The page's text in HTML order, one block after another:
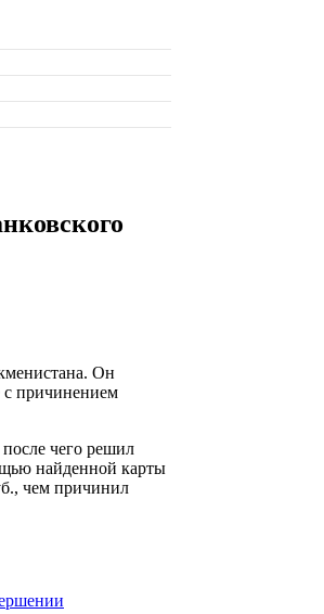
Он
с причинением
чего решил
найденной карты
чем причинил